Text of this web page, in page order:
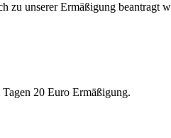
zu unserer Ermäßigung beantragt
20 Euro Ermäßigung.